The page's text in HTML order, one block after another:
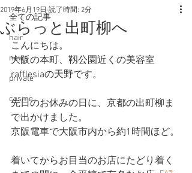
全ての記事
hair
news
private
cosme
ぶらっと出町柳へ
2019年6月19日 読了時間: 2分
こんにちは。
大阪の本町、靱公園近くの美容室
rafflesiaの天野です。
先日のお休みの日に、京都の出町柳ま
で出かけました。
京阪電車で大阪市内から約1時間ほど。
着いてからお目当のお店にたどり着く